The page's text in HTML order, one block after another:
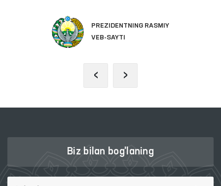
PREZIDENTNING RASMIY
VEB-SAYTI
‹ ›
Biz bilan bog'laning